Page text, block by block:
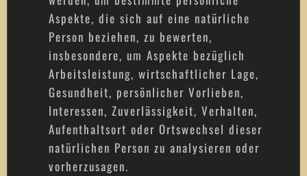
Aspekte, die sich auf eine natürliche
Person beziehen, zu bewerten,
insbesondere, um Aspekte bezüglich
Arbeitsleistung, wirtschaftlicher Lage,
Gesundheit, persönlicher Vorlieben,
Interessen, Zuverlässigkeit, Verhalten,
Aufenthaltsort oder Ortswechsel dieser
natürlichen Person zu analysieren oder
vorherzusagen.